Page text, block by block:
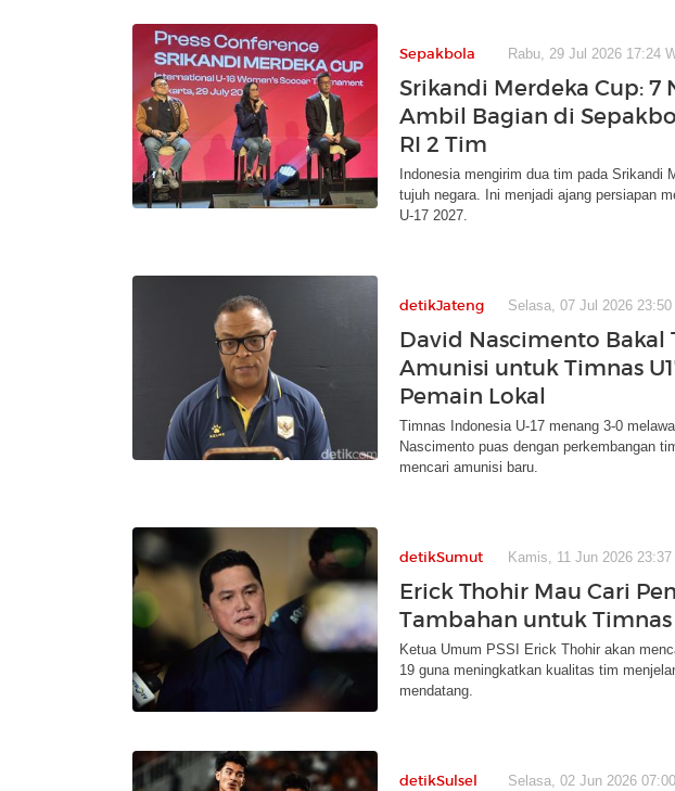
Sepakbola Rabu, 29 Jul 2026 17:24
Srikandi Merdeka Cup: 7
Ambil Bagian di
RI 2 Tim
Indonesia mengirim dua tim pada Srikandi
tujuh negara. Ini menjadi ajang persiapan
U-17 2027.
detikJateng Selasa, 07 Jul 2026 23:50
David Nascimento Bakal
Amunisi untuk Timnas
Pemain Lokal
Timnas Indonesia U-17 menang 3-0
Nascimento puas dengan perkembangan
mencari amunisi baru.
detikSumut Kamis, 11 Jun 2026 23:37
Erick Thohir Mau Cari
Tambahan untuk Timnas
Ketua Umum PSSI Erick Thohir akan
19 guna meningkatkan kualitas tim
mendatang.
detikSulsel Selasa, 02 Jun 2026